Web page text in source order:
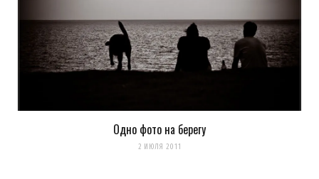
Одно фото на берегу
2 ИЮЛЯ 2011